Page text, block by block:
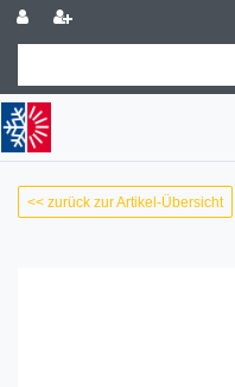
<< zurück zur Artikel-Übersicht